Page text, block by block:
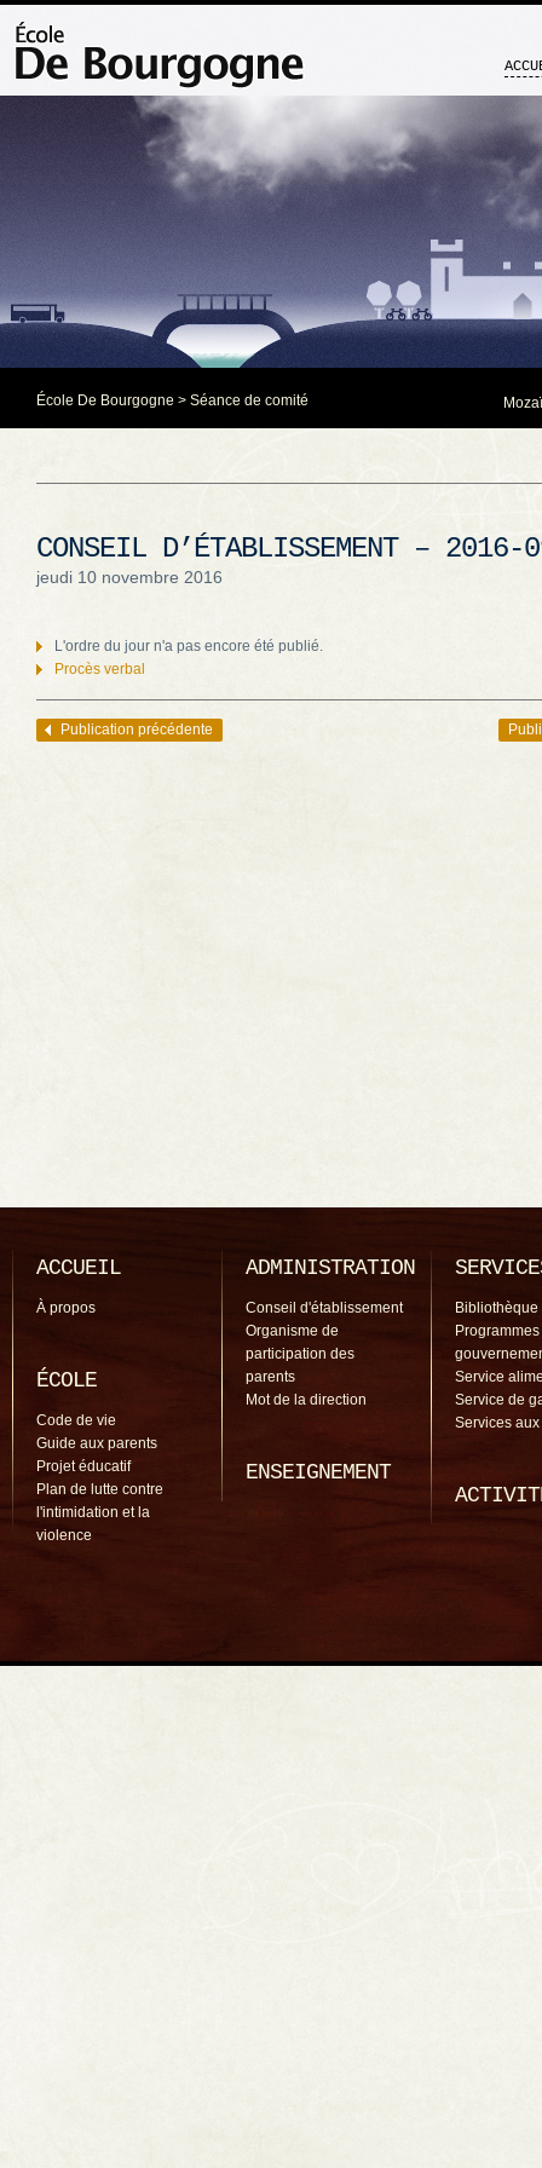
École De Bourgogne > Séance de comité
CONSEIL D’ÉTABLISSEMENT – 2016-
jeudi 10 novembre 2016
L'ordre du jour n'a pas encore été publié.
Procès verbal
Navigation des articles
Publication précédente
ACCUEIL
À propos
ÉCOLE
Code de vie
Guide aux parents
Projet éducatif
Plan de lutte contre
l'intimidation et la
violence
ADMINISTRATION
Conseil d'établissement
Organisme de
participation des
parents
Mot de la direction
ENSEIGNEMENT
Bibliothèque
Programmes
Service
Service de
Services